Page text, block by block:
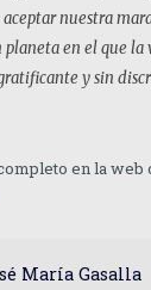
aceptar nuestra
en el que la
y sin
en la web
María Gasalla